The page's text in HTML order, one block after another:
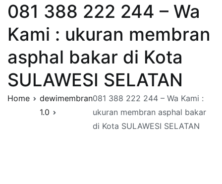
081 388 222 244 – Wa
Kami : ukuran membran
asphal bakar di Kota
SULAWESI SELATAN
Home
dewimembran
1.0
081 388 222 244 – Wa Kami :
ukuran membran asphal bakar
di Kota SULAWESI SELATAN